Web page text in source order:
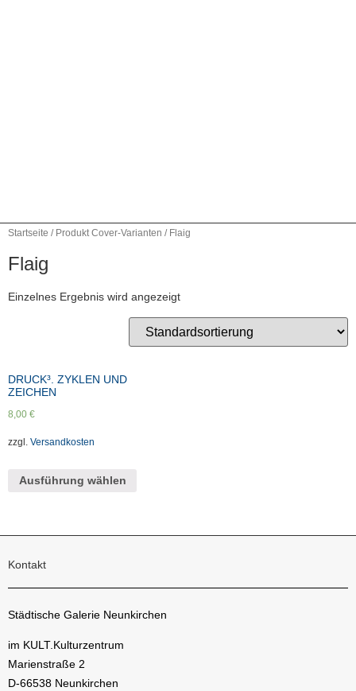
Startseite / Produkt Cover-Varianten / Flaig
Flaig
Einzelnes Ergebnis wird angezeigt
DRUCK³. ZYKLEN UND
ZEICHEN
8,00 €
zzgl. Versandkosten
Ausführung wählen
Kontakt
Städtische Galerie Neunkirchen
im KULT.Kulturzentrum
Marienstraße 2
D-66538 Neunkirchen